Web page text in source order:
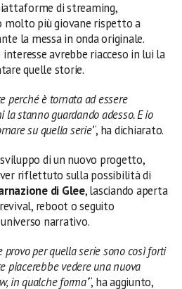
di streaming,
molto più giovane rispetto a
la messa in onda originale.
avrebbe riacceso in lui la
quelle storie.
perché è tornata ad essere
la stanno guardando adesso. E io
su quella serie’“, ha dichiarato.
di un nuovo progetto,
riflettuto sulla possibilità di
di Glee, lasciando aperta
reboot o seguito
narrativo.
provo per quella serie sono così forti
piacerebbe vedere una nuova
in qualche forma’“, ha aggiunto,